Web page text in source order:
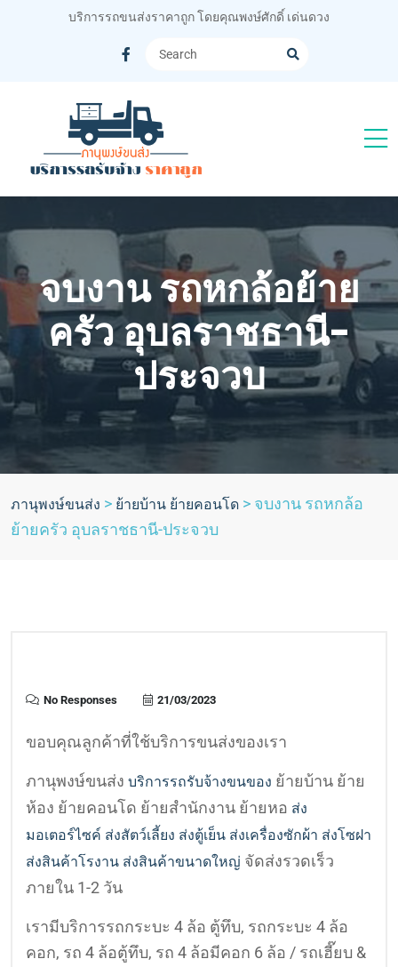
บริการรถขนส่งราคาถูก โดยคุณพงษ์ศักดิ์ เด่นดวง
จบงาน รถหกล้อย้าย
ครัว อุบลราชธานี-
ประจวบ
ภานุพงษ์ขนส่ง > ย้ายบ้าน ย้ายคอนโด > จบงาน รถหกล้อ
ย้ายครัว อุบลราชธานี-ประจวบ
No Responses 21/03/2023
ขอบคุณลูกค้าที่ใช้บริการขนส่งของเรา
ภานุพงษ์ขนส่ง บริการรถรับจ้างขนของ ย้ายบ้าน ย้าย
ห้อง ย้ายคอนโด ย้ายสำนักงาน ย้ายหอ ส่ง
มอเตอร์ไซค์ ส่งสัตว์เลี้ยง ส่งตู้เย็น ส่งเครื่องซักผ้า ส่งโซฝา
ส่งสินค้าโรงาน ส่งสินค้าขนาดใหญ่ จัดส่งรวดเร็ว
ภายใน 1-2 วัน
เรามีบริการรถกระบะ 4 ล้อ ตู้ทึบ, รถกระบะ 4 ล้อ
คอก, รถ 4 ล้อตู้ทึบ, รถ 4 ล้อมีคอก 6 ล้อ / รถเฮี๊ยบ &